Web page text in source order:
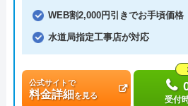
WEB割2,000円引きでお手頃価格
水道局指定工事店が対応
公式サイトで
料金詳細を見る 受付